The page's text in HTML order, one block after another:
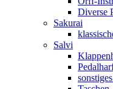
Diverse
Sakurai
Salvi